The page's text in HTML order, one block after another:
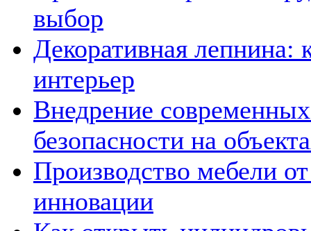
выбор
Декоративная лепнина:
интерьер
Внедрение
безопасности на
Производство мебели
инновации